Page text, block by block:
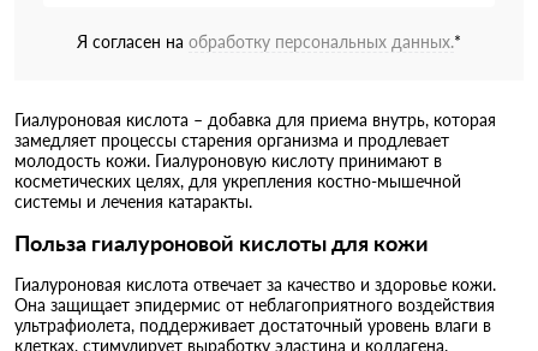
Я согласен на обработку персональных данных.*
Гиалуроновая кислота – добавка для приема внутрь, которая
замедляет процессы старения организма и продлевает
молодость кожи. Гиалуроновую кислоту принимают в
косметических целях, для укрепления костно-мышечной
системы и лечения катаракты.
Польза гиалуроновой кислоты для кожи
Гиалуроновая кислота отвечает за качество и здоровье кожи.
Она защищает эпидермис от неблагоприятного воздействия
ультрафиолета, поддерживает достаточный уровень влаги в
клетках, стимулирует выработку эластина и коллагена.